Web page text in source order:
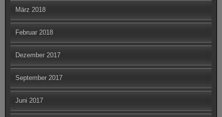
März 2018
Februar 2018
Dezember 2017
September 2017
Juni 2017